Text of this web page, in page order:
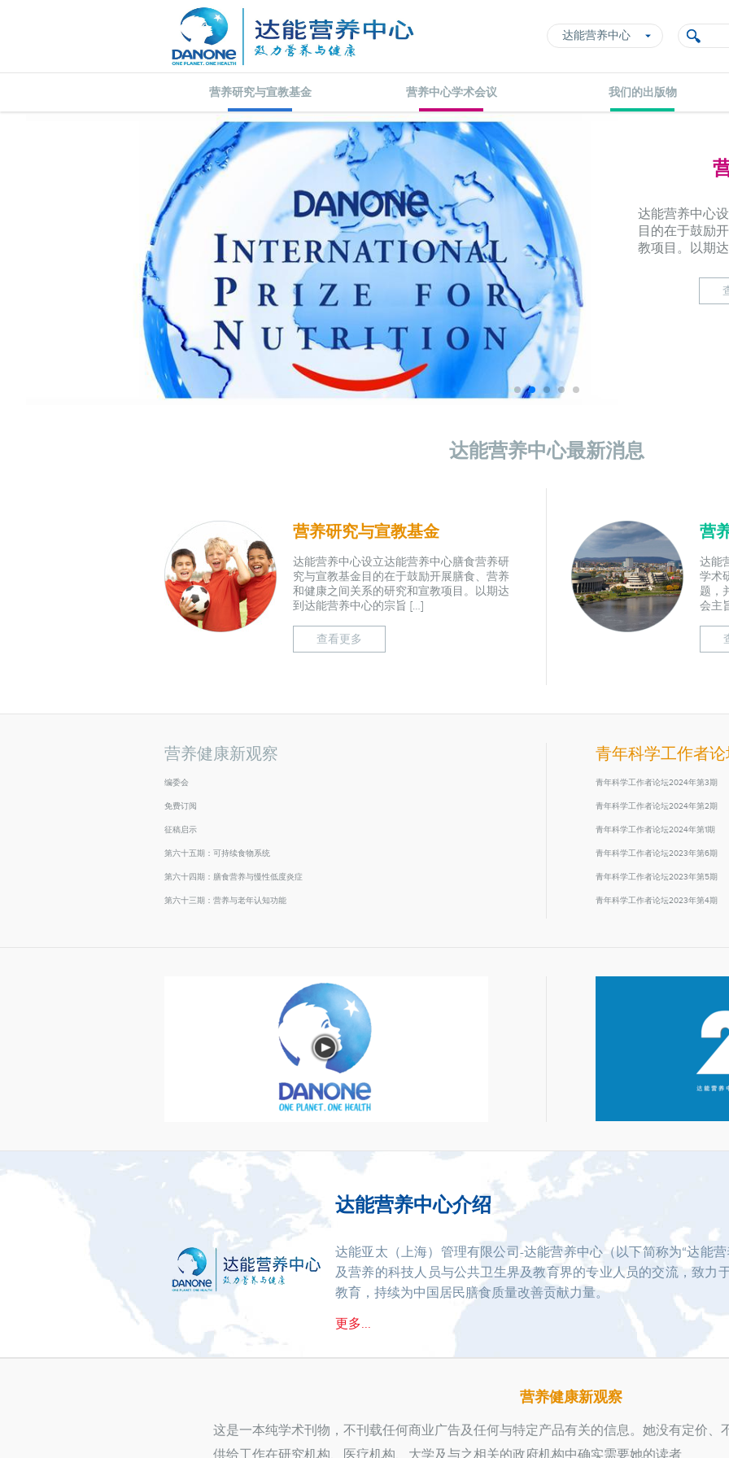
达能营养中心
营养研究与宣教基金 营养中心学术会议 我们的出版物
达能营养中心
目的在于鼓励
教项目。以期
达能营养中心最新消息
营养研究与宣教基金
达能营养中心设立达能营养中心膳食营养研
究与宣教基金目的在于鼓励开展膳食、营养
和健康之间关系的研究和宣教项目。以期达
到达能营养中心的宗旨 […]
查看更多
营
达能
学术
题，
会主
营养健康新观察
编委会
免费订阅
征稿启示
第六十五期：可持续食物系统
第六十四期：膳食营养与慢性低度炎症
第六十三期：营养与老年认知功能
青年科学工作者
青年科学工作者论坛2024年第3期
青年科学工作者论坛2024年第2期
青年科学工作者论坛2024年第1期
青年科学工作者论坛2023年第6期
青年科学工作者论坛2023年第5期
青年科学工作者论坛2023年第4期
达能营养中心介绍
达能亚太（上海）管理有限公司-达能营养中心（以下简称为“达能
及营养的科技人员与公共卫生界及教育界的专业人员的交流，致力
教育，持续为中国居民膳食质量改善贡献力量。
更多...
营养健康新观察
这是一本纯学术刊物，不刊载任何商业广告及任何与特定产品有关的信息。她没有定价、